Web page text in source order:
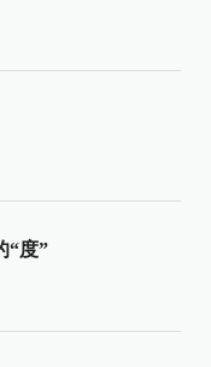
“度”